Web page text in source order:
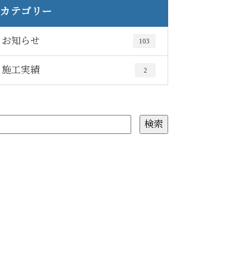
カテゴリー
お知らせ 103
施工実績 2